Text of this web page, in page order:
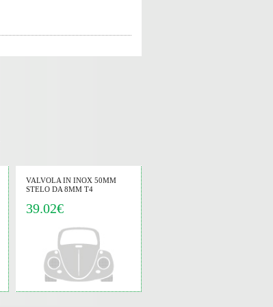
VALVOLA IN INOX 50MM
STELO DA 8MM T4
39.02€